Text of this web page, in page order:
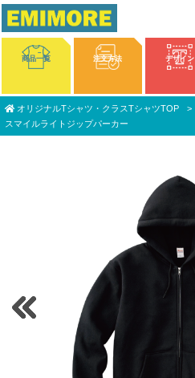
商品一覧 注文方法 デザイン
オリジナルTシャツ・クラスTシャツTOP
スマイルライトジップパーカー